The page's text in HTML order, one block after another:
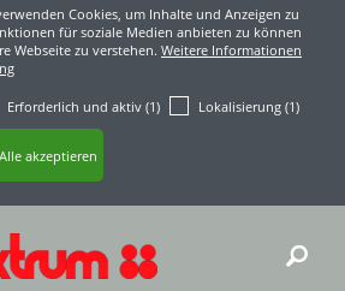
Cookies, um Inhalte und Anzeigen zu
für soziale Medien anbieten zu können
Webseite zu verstehen. Weitere Informationen
Erforderlich und aktiv (1) Lokalisierung (1)
ř